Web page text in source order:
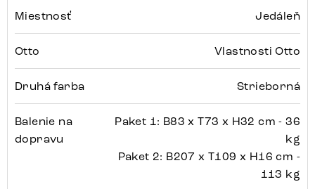
Miestnosť Jedáleň
Otto Vlastnosti Otto
Druhá farba Strieborná
Balenie na
dopravu
Paket 1: B83 x T73 x H32 cm - 36
kg
Paket 2: B207 x T109 x H16 cm -
113 kg